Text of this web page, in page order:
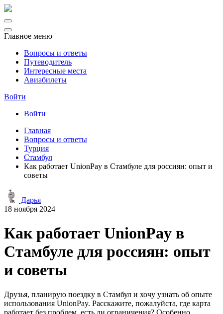
Главное меню
Вопросы и ответы
Путеводитель
Интересные места
Авиабилеты
Войти
Войти
Главная
Вопросы и ответы
Турция
Стамбул
Как работает UnionPay в Стамбуле для россиян: опыт и
советы
Дарья
18 ноября 2024
Как работает UnionPay в
Стамбуле для россиян: опыт
и советы
Друзья, планирую поездку в Стамбул и хочу узнать об опыте
использования UnionPay. Расскажите, пожалуйста, где карта
работает без проблем, есть ли ограничения? Особенно